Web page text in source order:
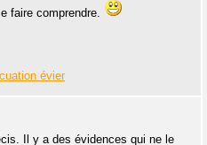
faire comprendre.
évier
Il y a des évidences qui ne le